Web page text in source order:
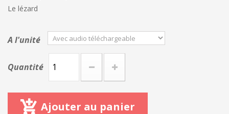
Le lézard
A l'unité
Quantité
Ajouter au panier